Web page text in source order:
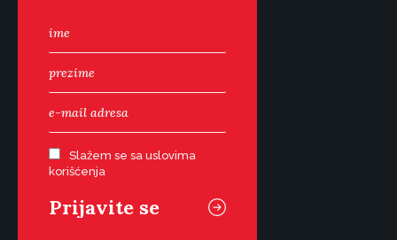
Slažem se sa uslovima
korišćenja